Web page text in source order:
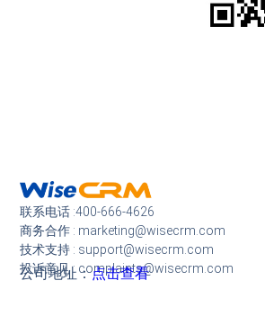
联系电话 :400-666-4626
商务合作 : marketing@wisecrm.com
技术支持 : support@wisecrm.com
投诉意见 : complaints@wisecrm.com
公司地址：点击查看